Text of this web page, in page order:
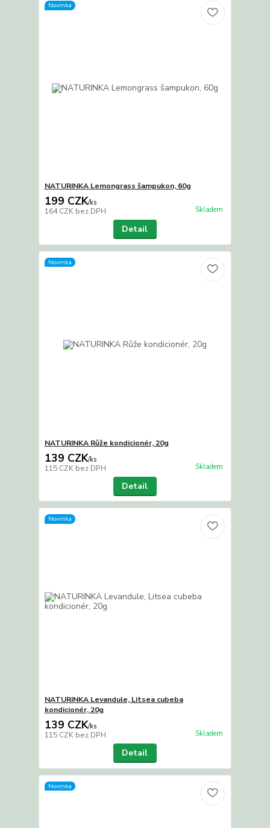
Novinka
NATURINKA Lemongrass šampukon, 60g
199 CZK/ks
164 CZK bez DPH Skladem
Detail
Novinka
NATURINKA Růže kondicionér, 20g
139 CZK/ks
115 CZK bez DPH Skladem
Detail
Novinka
NATURINKA Levandule, Litsea cubeba
kondicionér, 20g
139 CZK/ks
115 CZK bez DPH Skladem
Detail
Novinka